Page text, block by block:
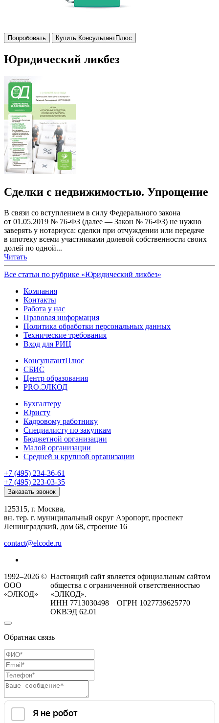
Попробовать Купить КонсультантПлюс
Юридический ликбез
Сделки с недвижимостью. Упрощение
В связи со вступлением в силу Федерального закона
от 01.05.2019 № 76-ФЗ (далее — Закон № 76-ФЗ) не нужно
заверять у нотариуса: сделки при отчуждении или передаче
в ипотеку всеми участниками долевой собственности своих
долей по одной...
Читать
Все статьи по рубрике «Юридический ликбез»
Компания
Контакты
Работа у нас
Правовая информация
Политика обработки персональных данных
Технические требования
Вход для РИЦ
КонсультантПлюс
СБИС
Центр образования
PRO.ЭЛКОД
Бухгалтеру
Юристу
Кадровому работнику
Специалисту по закупкам
Бюджетной организации
Малой организации
Средней и крупной организации
+7 (495) 234-36-61
+7 (495) 223-03-35
Заказать звонок
125315, г. Москва,
вн. тер. г. муниципальный округ Аэропорт, проспект
Ленинградский, дом 68, строение 16
contact@elcode.ru
1992–2026 ©
ООО
«ЭЛКОД»
Настоящий сайт является официальным сайтом
общества с ограниченной ответственностью
«ЭЛКОД».
ИНН 7713030498 ОГРН 1027739625770
ОКВЭД 62.01
Обратная связь